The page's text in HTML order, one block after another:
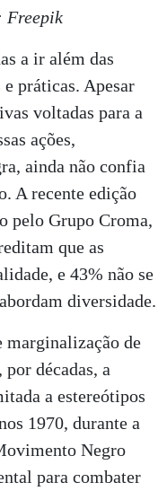
Freepik
a ir além das
e práticas. Apesar
voltadas para a
ações,
ainda não confia
A recente edição
pelo Grupo Croma,
que as
e 43% não se
diversidade.
de
décadas, a
a estereótipos
1970, durante a
Negro
para combater